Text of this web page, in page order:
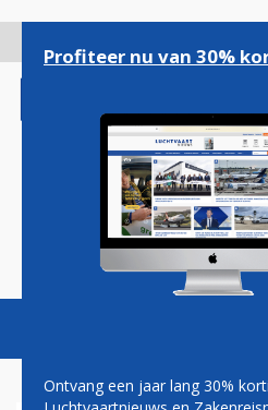
gaan
Magazine
Profiteer nu van 30%
Ontvang een jaar lang 30%